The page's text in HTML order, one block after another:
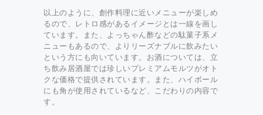
以上のように、創作料理に近いメニューが楽しめ
るので、レトロ感があるイメージとは一線を画し
ています。また、よっちゃん酢などの駄菓子系メ
ニューもあるので、よりリーズナブルに飲みたい
という方にも向いています。お酒については、立
ち飲み居酒屋では珍しいプレミアムモルツがオト
クな価格で提供されています。また、ハイボール
にも角が使用されているなど、こだわりの内容で
す。